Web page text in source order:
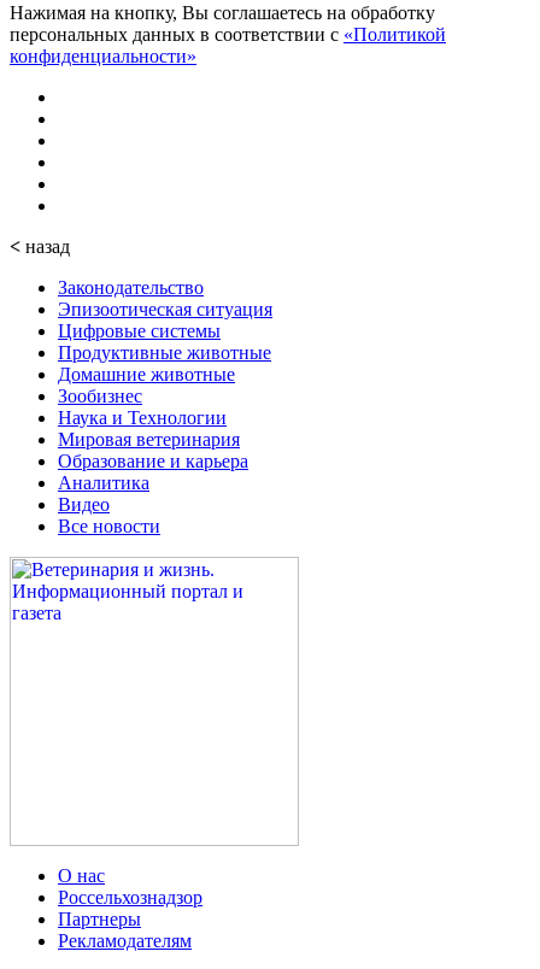
Нажимая на кнопку, Вы соглашаетесь на обработку
персональных данных в соответствии с «Политикой
конфиденциальности»
< назад
Законодательство
Эпизоотическая ситуация
Цифровые системы
Продуктивные животные
Домашние животные
Зообизнес
Наука и Технологии
Мировая ветеринария
Образование и карьера
Аналитика
Видео
Все новости
О нас
Россельхознадзор
Партнеры
Рекламодателям